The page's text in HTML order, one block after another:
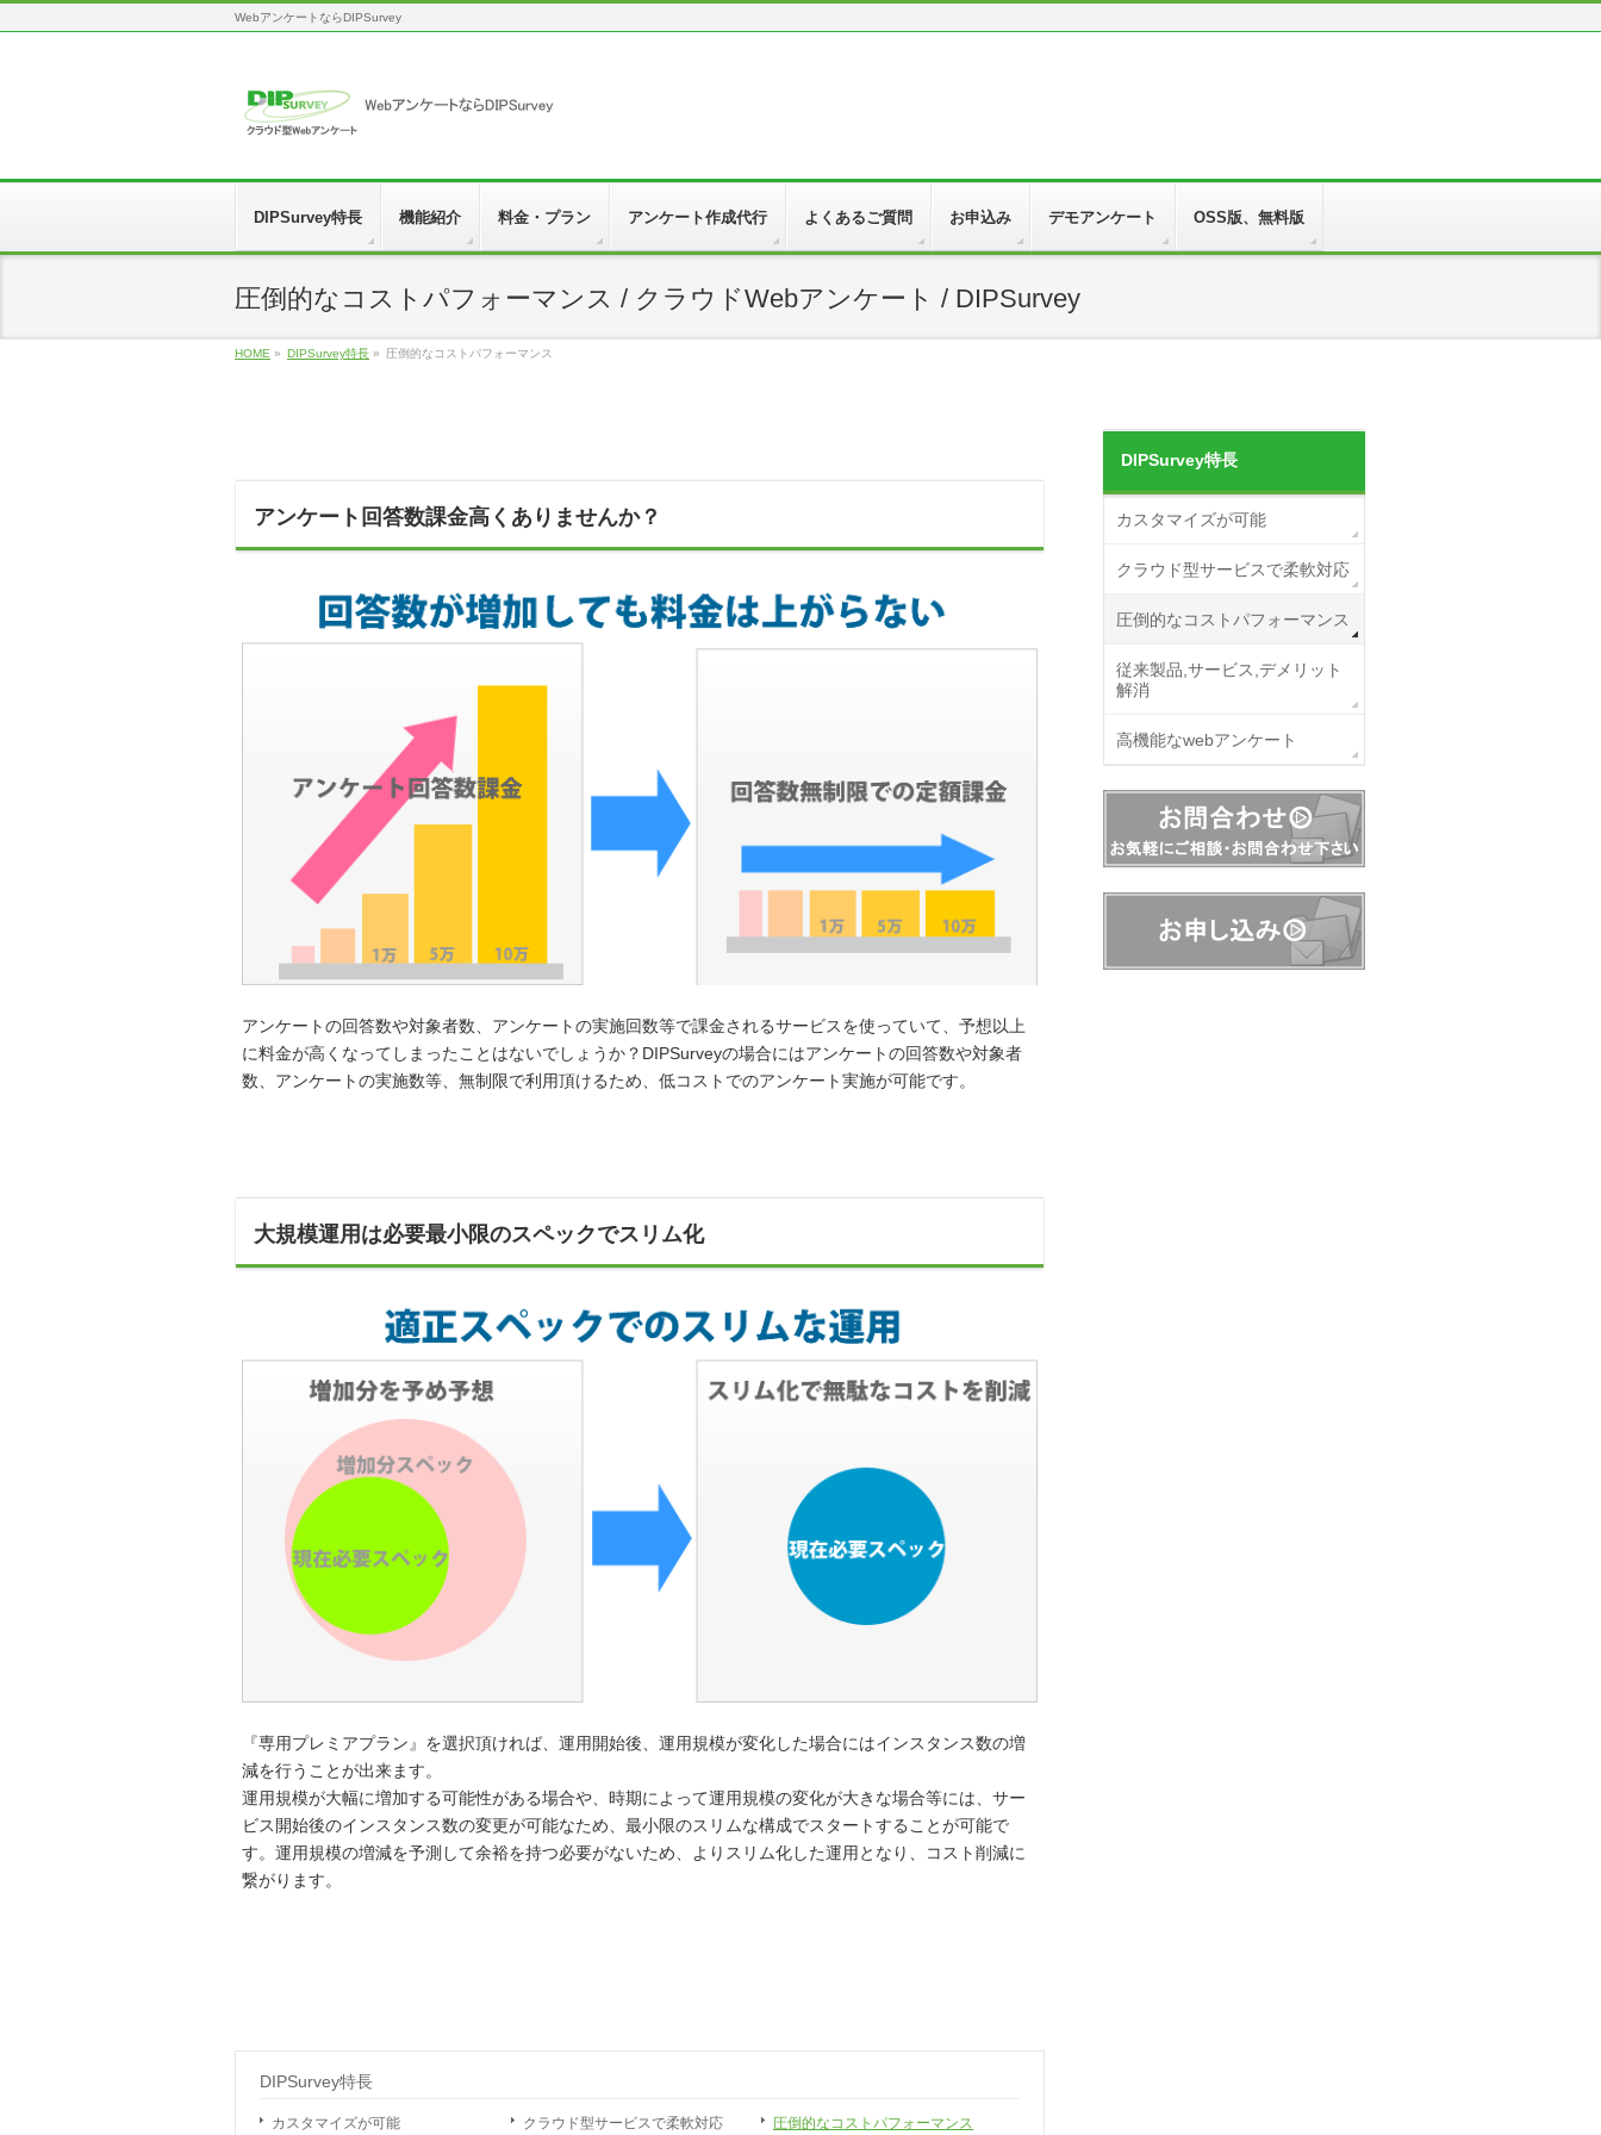
WebアンケートならDIPSurvey
DIPSurvey特長 機能紹介 料金・プラン アンケート作成代行 よくあるご質問 お申込み デモアンケート OSS版、無料版
圧倒的なコストパフォーマンス / クラウドWebアンケート / DIPSurvey
HOME » DIPSurvey特長 » 圧倒的なコストパフォーマンス
アンケート回答数課金高くありませんか？
アンケートの回答数や対象者数、アンケートの実施回数等で課金されるサービスを使っていて、予想以上
に料金が高くなってしまったことはないでしょうか？DIPSurveyの場合にはアンケートの回答数や対象者
数、アンケートの実施数等、無制限で利用頂けるため、低コストでのアンケート実施が可能です。
大規模運用は必要最小限のスペックでスリム化
『専用プレミアプラン』を選択頂ければ、運用開始後、運用規模が変化した場合にはインスタンス数の増
減を行うことが出来ます。
運用規模が大幅に増加する可能性がある場合や、時期によって運用規模の変化が大きな場合等には、サー
ビス開始後のインスタンス数の変更が可能なため、最小限のスリムな構成でスタートすることが可能で
す。運用規模の増減を予測して余裕を持つ必要がないため、よりスリム化した運用となり、コスト削減に
繋がります。
DIPSurvey特長
カスタマイズが可能 クラウド型サービスで柔軟対応 圧倒的なコストパフォーマンス
DIPSurvey特長
カスタマイズが可能
クラウド型サービスで柔軟対応
圧倒的なコストパフォーマンス
従来製品,サービス,デメリット
解消
高機能なwebアンケート